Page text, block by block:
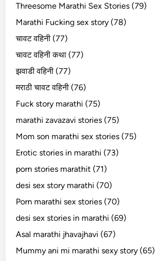
Threesome Marathi Sex Stories (79)
Marathi Fucking sex story (78)
चावट वहिनी (77)
चावट वहिनी कथा (77)
झवाडी वहिनी (77)
मराठी चावट वहिनी (76)
Fuck story marathi (75)
marathi zavazavi stories (75)
Mom son marathi sex stories (75)
Erotic stories in marathi (73)
porn stories marathit (71)
desi sex story marathi (70)
Porn marathi sex stories (70)
desi sex stories in marathi (69)
Asal marathi jhavajhavi (67)
Mummy ani mi marathi sexy story (65)